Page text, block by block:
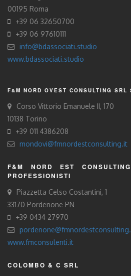
00195 Roma
+39 06 32650700
+39 06 97610111
info@bdassociati.studio
www.bdassociati.studio
F&M NORD OVEST CONSULTING SRL
Corso Vittorio Emanuele II, 170
10138 Torino
+39 011 4386208
mondovi@fmnordestconsulting.it
F&M NORD EST
PROFESSIONISTI
Piazzetta Celso Costantini, 1
33170 Pordenone PN
+39 0434 27970
www.fmconsulenti.it
COLOMBO & C SRL